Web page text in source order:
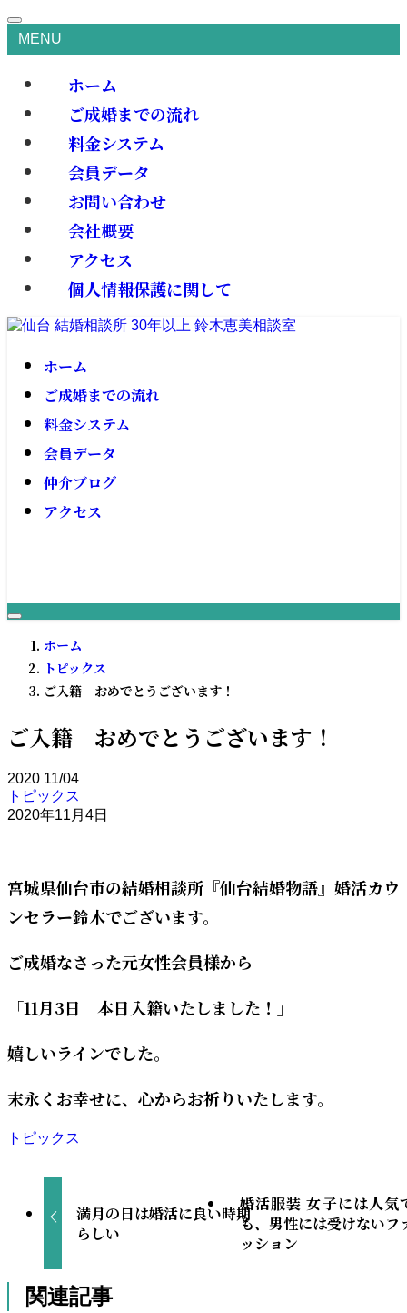
MENU
ホーム
ご成婚までの流れ
料金システム
会員データ
お問い合わせ
会社概要
アクセス
個人情報保護に関して
ホーム
ご成婚までの流れ
料金システム
会員データ
仲介ブログ
アクセス
ホーム
トピックス
ご入籍 おめでとうございます！
ご入籍 おめでとうございます！
2020 11/04
トピックス
2020年11月4日
宮城県仙台市の結婚相談所『仙台結婚物語』婚活カウ
ンセラー鈴木でございます。
ご成婚なさった元女性会員様から
「11月3日 本日入籍いたしました！」
嬉しいラインでした。
末永くお幸せに、心からお祈りいたします。
トピックス
満月の日は婚活に良い時期
らしい
婚活服装 女子には人気
も、男性には受けないフ
ッション
関連記事